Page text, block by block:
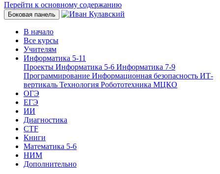
Перейти к основному содержанию
Боковая панель
В начало
Все курсы
Учителям
Информатика 5-11
Проекты Информатика 5-6 Информатика 7-9
Программирование Информационная безопасность ИТ-
вертикаль Технология Робототехника МЦКО
ОГЭ
ЕГЭ
ИИ
Диагностика
CTF
Книги
Математика 5-6
НИМ
Дополнительно